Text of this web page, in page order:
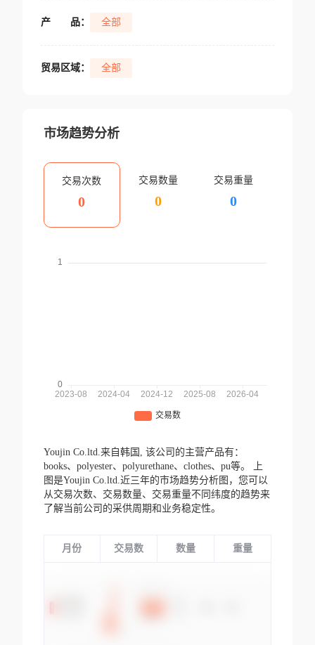
产 品： 全部
贸易区域： 全部
市场趋势分析
交易次数
0
交易数量
0
交易重量
0
Youjin Co.ltd.来自韩国, 该公司的主营产品有：
books、polyester、polyurethane、clothes、pu等。
上
图是Youjin Co.ltd.近三年的市场趋势分析图，您可以
从交易次数、交易数量、交易重量不同纬度的趋势来
了解当前公司的采供周期和业务稳定性。
月份 交易数 数量 重量